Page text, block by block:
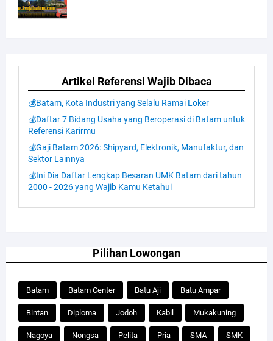
Artikel Referensi Wajib Dibaca
💰Batam, Kota Industri yang Selalu Ramai Loker
💰Daftar 7 Bidang Usaha yang Beroperasi di Batam untuk
Referensi Karirmu
💰Gaji Batam 2026: Shipyard, Elektronik, Manufaktur, dan
Sektor Lainnya
💰Ini Dia Daftar Lengkap Besaran UMK Batam dari tahun
2000 - 2026 yang Wajib Kamu Ketahui
Pilihan Lowongan
Batam Batam Center Batu Aji Batu Ampar
Bintan Diploma Jodoh Kabil Mukakuning
Nagoya Nongsa Pelita Pria SMA SMK